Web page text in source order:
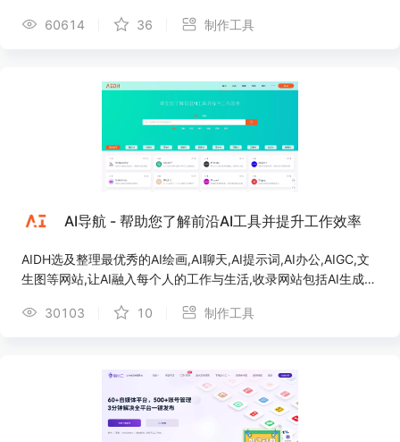
案、素材、AI语音、字幕等进行智能分析，快速成片，零门槛创
图文转视频、AI绘画 AI写作 写一个标题，选择文章风格，AI就能
快速生成一篇文案，生成的文案也可直接转成视频。 AI智能图文
转视频 输入文案或文章链接，AI将根据语意自动匹配画面，帮助
创作者快速实现从文案到视频的制作，实现全自动文章转视频、
图文转视频。 画面匹配、智能配音、智能字幕等功能，AI都能完
美实现。高效产出内容的同时，支持非常灵活的细节调整，文
全。 AI绘画 输入关键词描述你想要的绘画作品，AI将自动生成一
员 目前一帧秒创免费使用是完全没问题的，当然会员可享受更多
权益，具体区别可官网查询 小编也为大家申请到了专属福利，购
买会员时输入优惠码，点击使用，即可获得专属优惠 一帧秒创会
60614 36 制作工具
AI导航 - 帮助您了解前沿AI工具并提升工作效率
AIDH选及整理最优秀的AI绘画,AI聊天,AI提示词,AI办公,AIGC,文
生图等网站,让AI融入每个人的工作与生活,收录网站包括AI生成图
天等等。拥有智能推荐、强大的站内搜索、账号收藏云同步、自
30103 10 制作工具